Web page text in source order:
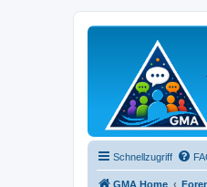
Schnellzugriff
GMA Home